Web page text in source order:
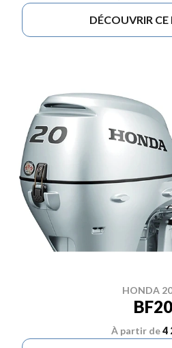
DÉCOUVRIR
HONDA
BF20
À partir de4